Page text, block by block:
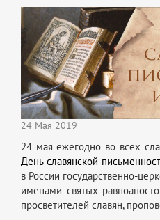
24 Мая 2019
24 мая ежегодно во всех
День славянской
в России государственно-
именами святых
просветителей славян,